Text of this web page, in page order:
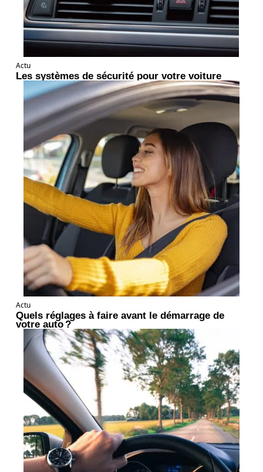
Actu
Les systèmes de sécurité pour votre voiture
Actu
Quels réglages à faire avant le démarrage de
votre auto ?